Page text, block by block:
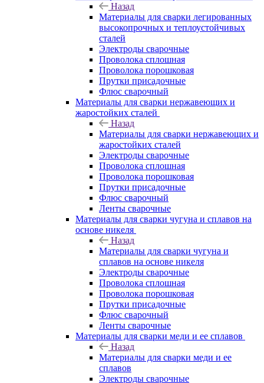
Назад
Материалы для сварки легированных
высокопрочных и теплоустойчивых
сталей
Электроды сварочные
Проволока сплошная
Проволока порошковая
Прутки присадочные
Флюс сварочный
Материалы для сварки нержавеющих и
жаростойких сталей
Назад
Материалы для сварки нержавеющих и
жаростойких сталей
Электроды сварочные
Проволока сплошная
Проволока порошковая
Прутки присадочные
Флюс сварочный
Ленты сварочные
Материалы для сварки чугуна и сплавов на
основе никеля
Назад
Материалы для сварки чугуна и
сплавов на основе никеля
Электроды сварочные
Проволока сплошная
Проволока порошковая
Прутки присадочные
Флюс сварочный
Ленты сварочные
Материалы для сварки меди и ее сплавов
Назад
Материалы для сварки меди и ее
сплавов
Электроды сварочные